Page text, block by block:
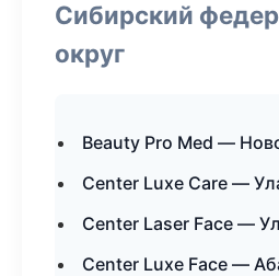
Сибирский
округ
Beauty Pro Med —
Center Luxe Care —
Center Laser Face —
Center Luxe Face —